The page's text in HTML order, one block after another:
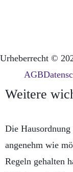
Urheberrecht ©
AGB
Weitere
Die
angenehm wie
Regeln gehalten